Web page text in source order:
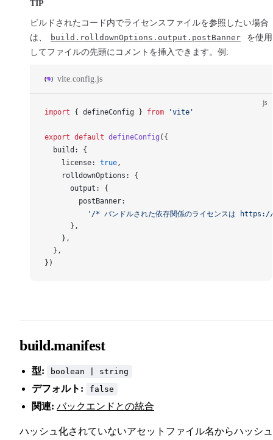
TIP
ビルドされたコード内でライセンスファイルを参照したい場合
は、
build.rolldownOptions.output.postBanner
を使用
してファイルの先頭にコメントを挿入できます。例:
vite.config.js
js
import { defineConfig } from 'vite'
export default defineConfig ({
build : {
license: true,
rolldownOptions : {
output : {
postBanner:
'/* バンドルされた依存関係のライセンスは
      },
    },
  },
})
build.manifest
型: boolean | string
デフォルト: false
関連: バックエンドとの統合
ハッシュ化されていないアセットファイル名からハッシ